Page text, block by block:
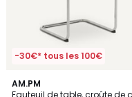
-30€* tous les 100€
AM.PM
Fauteuil de table, croûte de
4,7
/ 5
3